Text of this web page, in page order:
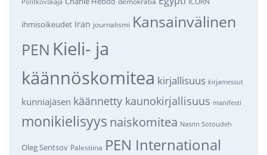
ihmisoikeudet Iran journalismi Kansainvälinen
PEN Kieli- ja
käännöskomitea kirjallisuus kirjamessut
kunniajäsen käännetty kaunokirjallisuus manifesti
monikielisyys naiskomitea Nasrin Sotoudeh
Oleg Sentsov Palestiina PEN International